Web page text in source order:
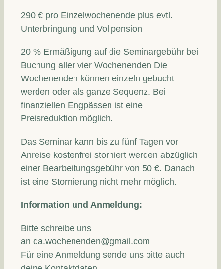
290 € pro Einzelwochenende plus evtl.
Unterbringung und Vollpension
20 % Ermäßigung auf die Seminargebühr bei
Buchung aller vier Wochenenden Die
Wochenenden können einzeln gebucht
werden oder als ganze Sequenz. Bei
finanziellen Engpässen ist eine
Preisreduktion möglich.
Das Seminar kann bis zu fünf Tagen vor
Anreise kostenfrei storniert werden abzüglich
einer Bearbeitungsgebühr von 50 €. Danach
ist eine Stornierung nicht mehr möglich.
Information und Anmeldung:
Bitte schreibe uns
an da.wochenenden@gmail.com
Für eine Anmeldung sende uns bitte auch